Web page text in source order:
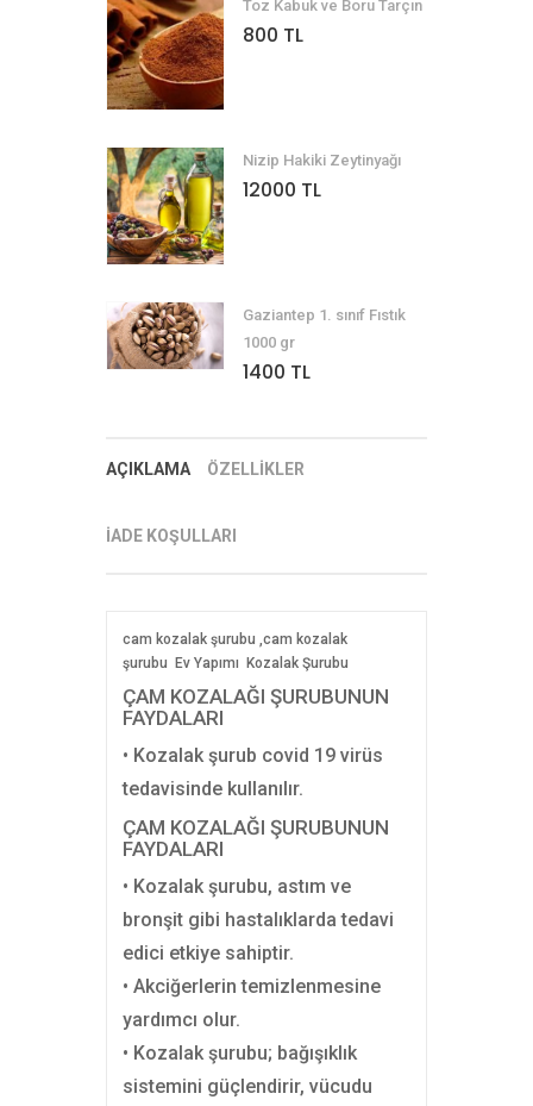
Toz Kabuk ve Boru Tarçın
800 TL
Nizip Hakiki Zeytinyağı
12000 TL
Gaziantep 1. sınıf Fıstık
1000 gr
1400 TL
AÇIKLAMA ÖZELLİKLER
İADE KOŞULLARI
cam kozalak şurubu ,cam kozalak
şurubu Ev Yapımı Kozalak Şurubu
ÇAM KOZALAĞI ŞURUBUNUN
FAYDALARI
• Kozalak şurub covid 19 virüs
tedavisinde kullanılır.
ÇAM KOZALAĞI ŞURUBUNUN
FAYDALARI
• Kozalak şurubu, astım ve
bronşit gibi hastalıklarda tedavi
edici etkiye sahiptir.
• Akciğerlerin temizlenmesine
yardımcı olur.
• Kozalak şurubu; bağışıklık
sistemini güçlendirir, vücudu